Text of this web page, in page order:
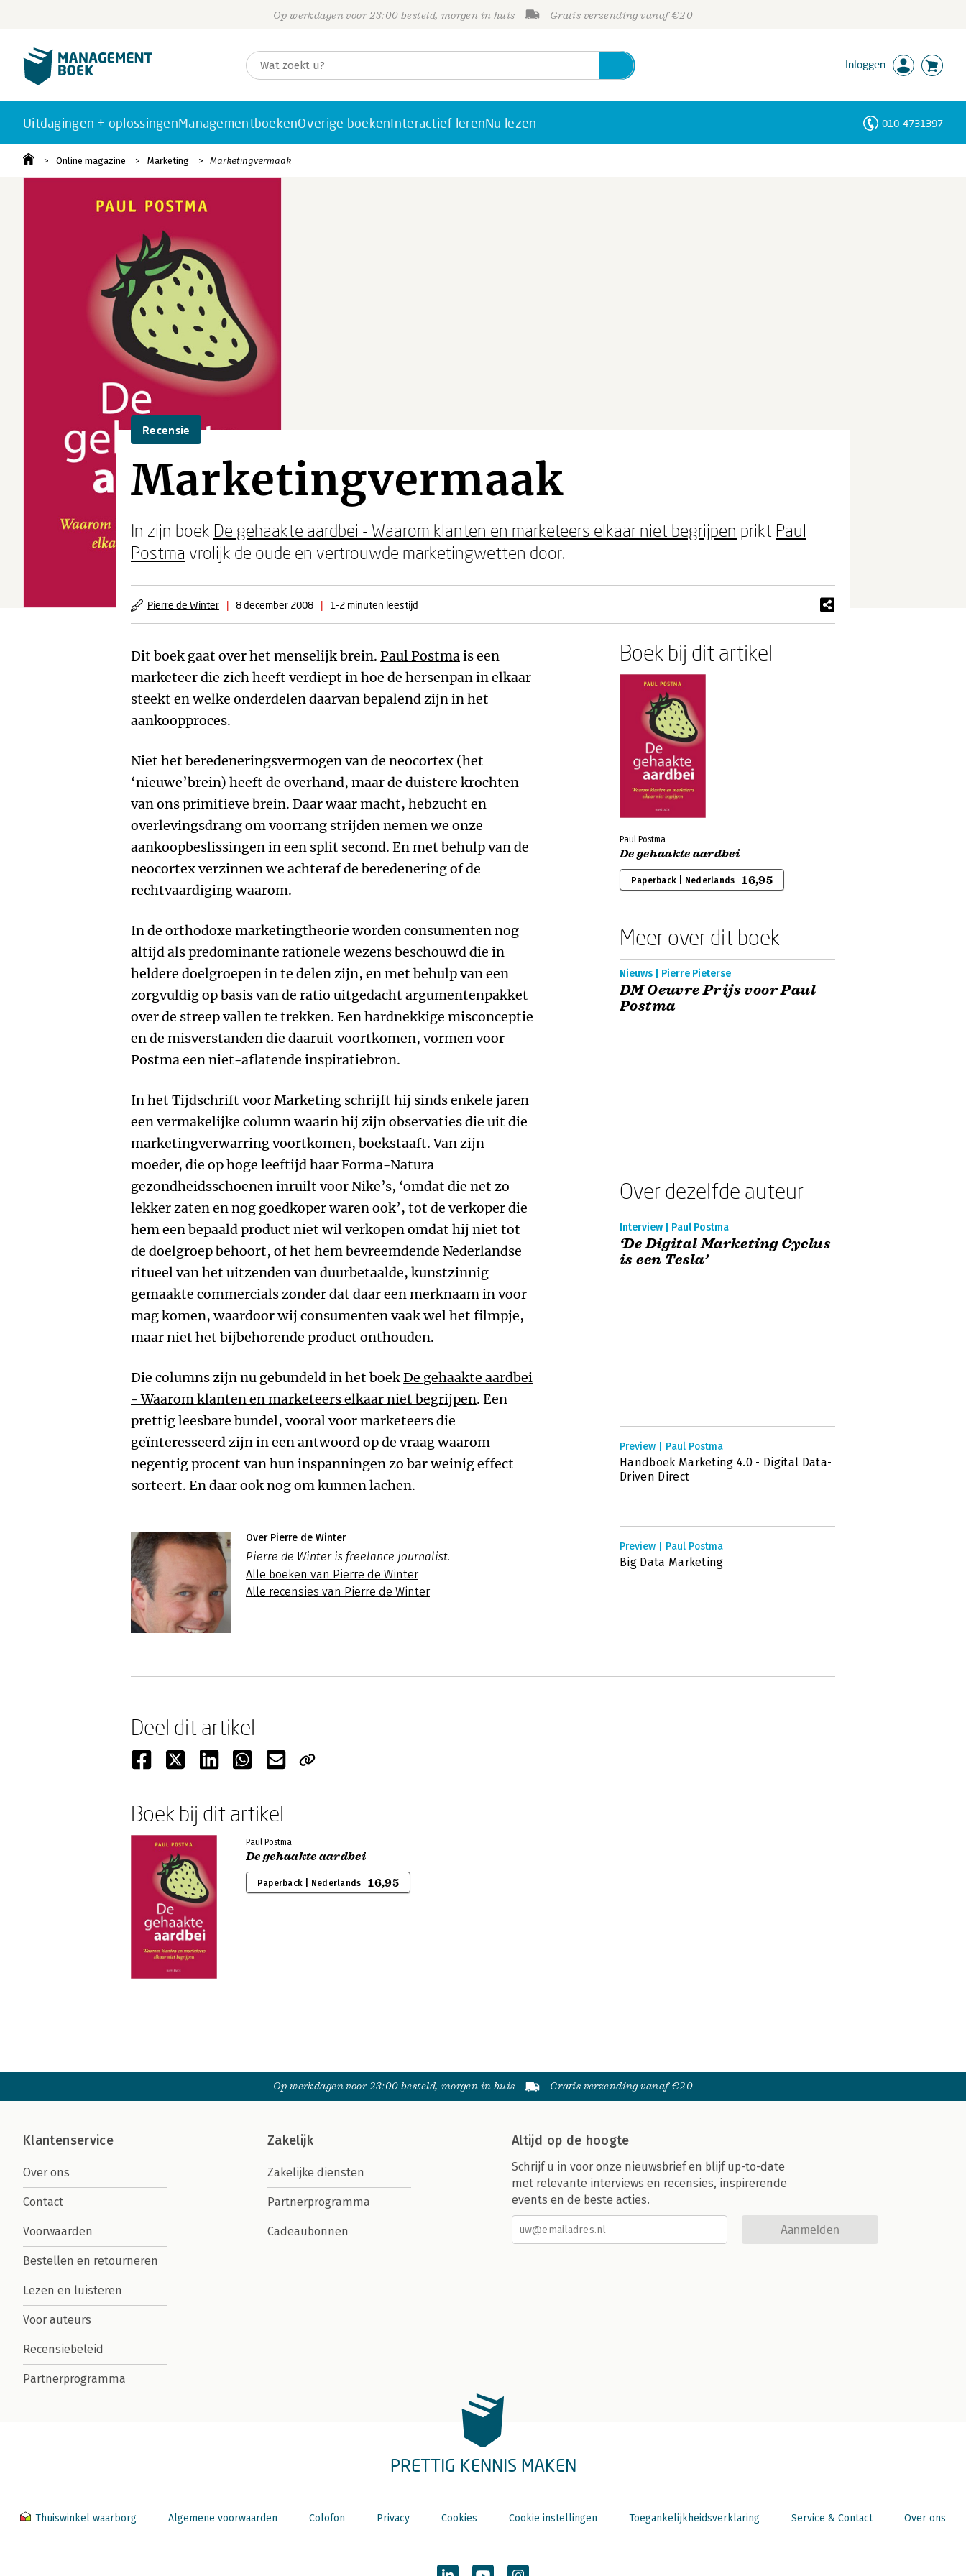
Op werkdagen voor 23:00 besteld, morgen in huis Gratis verzending vanaf €20
Inloggen
Uitdagingen + oplossingenManagementboekenOverige boekenInteractief lerenNu lezen 010-4731397
Online magazine Marketing Marketingvermaak
Recensie
Marketingvermaak
In zijn boek De gehaakte aardbei - Waarom klanten en marketeers elkaar niet begrijpen prikt Paul
Postma vrolijk de oude en vertrouwde marketingwetten door.
Pierre de Winter | 8 december 2008 | 1-2 minuten leestijd
Dit boek gaat over het menselijk brein. Paul Postmais een
marketeer die zich heeft verdiept in hoe de hersenpan in elkaar
steekt en welke onderdelen daarvan bepalend zijn in het
aankoopproces.
Niet het beredeneringsvermogen van de neocortex (het
‘nieuwe’brein) heeft de overhand, maar de duistere krochten
van ons primitieve brein. Daar waar macht, hebzucht en
overlevingsdrang om voorrang strijden nemen we onze
aankoopbeslissingen in een split second. En met behulp van de
neocortex verzinnen we achteraf de beredenering of de
rechtvaardiging waarom.
In de orthodoxe marketingtheorie worden consumenten nog
altijd als predominante rationele wezens beschouwd die in
heldere doelgroepen in te delen zijn, en met behulp van een
zorgvuldig op basis van de ratio uitgedacht argumentenpakket
over de streep vallen te trekken. Een hardnekkige misconceptie
en de misverstanden die daaruit voortkomen, vormen voor
Postma een niet-aflatende inspiratiebron.
In het Tijdschrift voor Marketing schrijft hij sinds enkele jaren
een vermakelijke column waarin hij zijn observaties die uit die
marketingverwarring voortkomen, boekstaaft. Van zijn
moeder, die op hoge leeftijd haar Forma-Natura
gezondheidsschoenen inruilt voor Nike’s, ‘omdat die net zo
lekker zaten en nog goedkoper waren ook’, tot de verkoper die
hem een bepaald product niet wil verkopen omdat hij niet tot
de doelgroep behoort, of het hem bevreemdende Nederlandse
ritueel van het uitzenden van duurbetaalde, kunstzinnig
gemaakte commercials zonder dat daar een merknaam in voor
mag komen, waardoor wij consumenten vaak wel het filmpje,
maar niet het bijbehorende product onthouden.
Die columns zijn nu gebundeld in het boekDe gehaakte aardbei
- Waarom klanten en marketeers elkaar niet begrijpen. Een
prettig leesbare bundel, vooral voor marketeers die
geïnteresseerd zijn in een antwoord op de vraag waarom
negentig procent van hun inspanningen zo bar weinig effect
sorteert. En daar ook nog om kunnen lachen.
Over Pierre de Winter
Pierre de Winter is freelance journalist.
Alle boeken van Pierre de Winter
Alle recensies van Pierre de Winter
Boek bij dit artikel
Paul Postma
De gehaakte aardbei
Paperback | Nederlands 16,95
Meer over dit boek
Nieuws | Pierre Pieterse
DM Oeuvre Prijs voor Paul
Postma
Over dezelfde auteur
Interview | Paul Postma
‘De Digital Marketing Cyclus
is een Tesla’
Preview | Paul Postma
Handboek Marketing 4.0 - Digital Data-
Driven Direct
Preview | Paul Postma
Big Data Marketing
Deel dit artikel
Boek bij dit artikel
Paul Postma
De gehaakte aardbei
Paperback | Nederlands 16,95
Op werkdagen voor 23:00 besteld, morgen in huis Gratis verzending vanaf €20
Klantenservice
Over ons
Contact
Voorwaarden
Bestellen en retourneren
Lezen en luisteren
Voor auteurs
Recensiebeleid
Partnerprogramma
Zakelijk
Zakelijke diensten
Partnerprogramma
Cadeaubonnen
Altijd op de hoogte
Schrijf u in voor onze nieuwsbrief en blijf up-to-date
met relevante interviews en recensies, inspirerende
events en de beste acties.
Aanmelden
PRETTIG KENNIS MAKEN
Thuiswinkel waarborg Algemene voorwaarden Colofon Privacy Cookies Cookie instellingen Toegankelijkheidsverklaring Service & Contact Over ons
Personen